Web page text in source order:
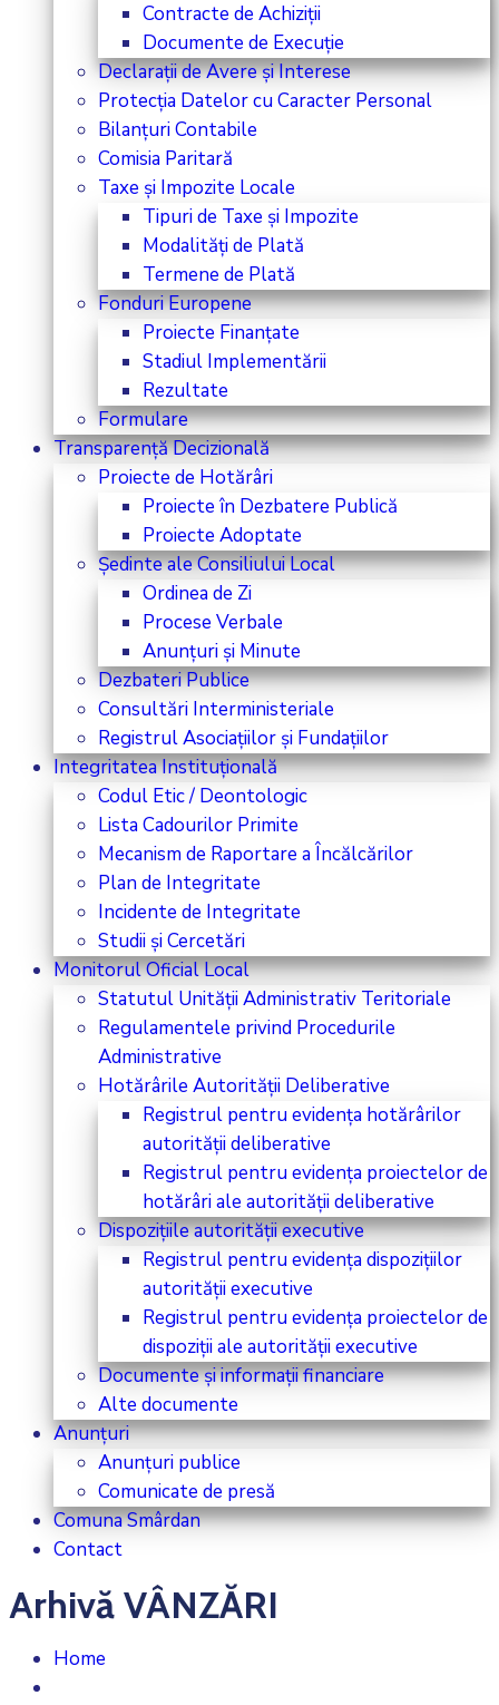
Contracte de Achiziții
Documente de Execuție
Declarații de Avere și Interese
Protecția Datelor cu Caracter Personal
Bilanțuri Contabile
Comisia Paritară
Taxe și Impozite Locale
Tipuri de Taxe și Impozite
Modalități de Plată
Termene de Plată
Fonduri Europene
Proiecte Finanțate
Stadiul Implementării
Rezultate
Formulare
Transparență Decizională
Proiecte de Hotărâri
Proiecte în Dezbatere Publică
Proiecte Adoptate
Ședinte ale Consiliului Local
Ordinea de Zi
Procese Verbale
Anunțuri și Minute
Dezbateri Publice
Consultări Interministeriale
Registrul Asociațiilor și Fundațiilor
Integritatea Instituțională
Codul Etic / Deontologic
Lista Cadourilor Primite
Mecanism de Raportare a Încălcărilor
Plan de Integritate
Incidente de Integritate
Studii și Cercetări
Monitorul Oficial Local
Statutul Unității Administrativ Teritoriale
Regulamentele privind Procedurile
Administrative
Hotărârile Autorității Deliberative
Registrul pentru evidența hotărârilor
autorității deliberative
Registrul pentru evidența proiectelor de
hotărâri ale autorității deliberative
Dispozițiile autorității executive
Registrul pentru evidența dispozițiilor
autorității executive
Registrul pentru evidența proiectelor de
dispoziții ale autorității executive
Documente și informații financiare
Alte documente
Anunțuri
Anunțuri publice
Comunicate de presă
Comuna Smârdan
Contact
Arhivă VÂNZĂRI
Home